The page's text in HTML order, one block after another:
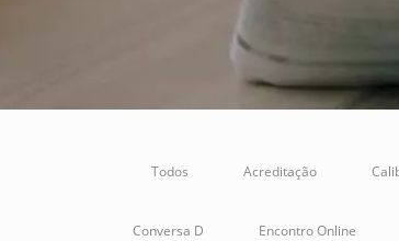
Todos Acreditação
Conversa D Encontro Online